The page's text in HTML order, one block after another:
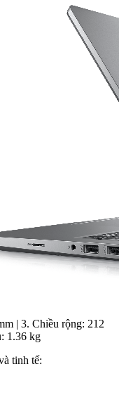
| 3. Chiều rộng: 212
1.36 kg
tinh tế: